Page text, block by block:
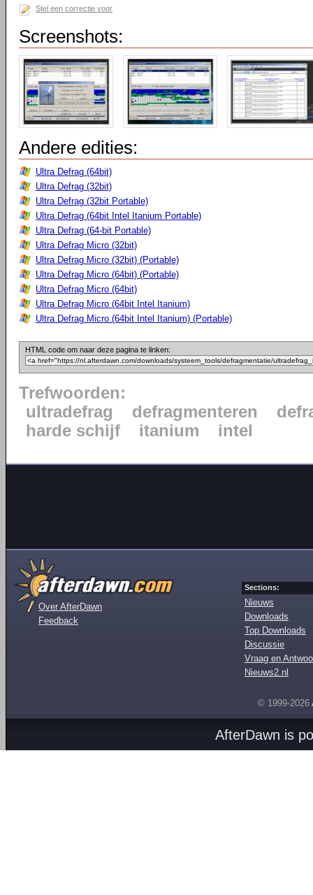
Stel een correctie voor
Screenshots:
Andere edities:
Ultra Defrag (64bit)
Ultra Defrag (32bit)
Ultra Defrag (32bit Portable)
Ultra Defrag (64bit Intel Itanium Portable)
Ultra Defrag (64-bit Portable)
Ultra Defrag Micro (32bit)
Ultra Defrag Micro (32bit) (Portable)
Ultra Defrag Micro (64bit) (Portable)
Ultra Defrag Micro (64bit)
Ultra Defrag Micro (64bit Intel Itanium)
Ultra Defrag Micro (64bit Intel Itanium) (Portable)
HTML code om naar deze pagina te linken:
Trefwoorden:
ultradefrag
defragmenteren
harde schijf
itanium intel
Over AfterDawn
Feedback
Sections:
Nieuws
Downloads
Top Downloads
Discussie
Vraag en
Nieuws2.nl
© 1999-2026
AfterDawn is